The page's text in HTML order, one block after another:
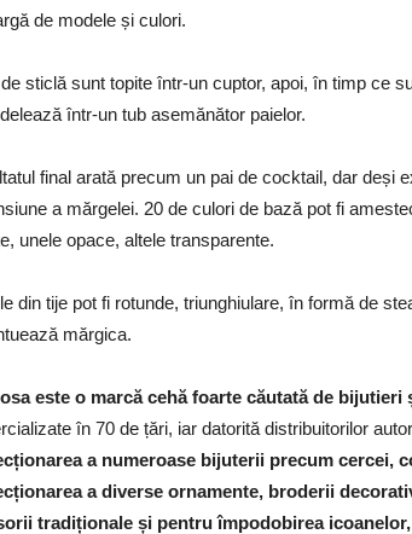
de modele și culori.
sticlă sunt topite într-un cuptor, apoi, în timp ce
într-un tub asemănător paielor.
final arată precum un pai de cocktail, dar deși
a mărgelei. 20 de culori de bază pot fi
unele opace, altele transparente.
din tije pot fi rotunde, triunghiulare, în formă de
mărgica.
este o marcă cehă foarte căutată de bijutieri
în 70 de țări, iar datorită distribuitorilor
a numeroase bijuterii precum cercei,
a diverse ornamente, broderii
tradiționale și pentru împodobirea